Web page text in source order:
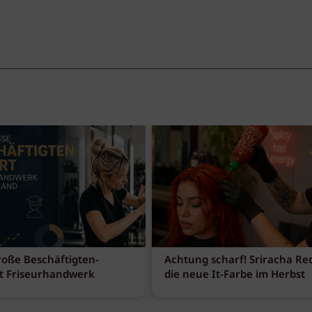
Beschäftigten-
Friseurhandwerk
Achtung scharf! Sriracha
die neue It-Farbe im Herbst